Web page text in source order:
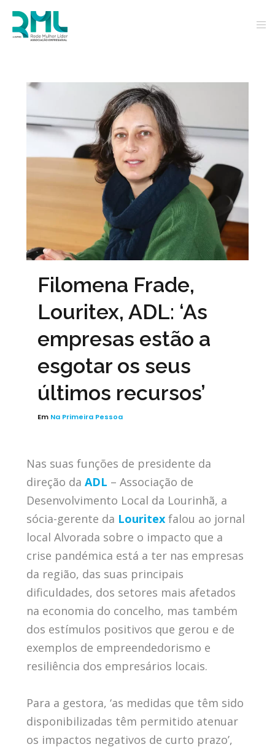
Filomena Frade,
Louritex, ADL: ‘As
empresas estão a
esgotar os seus
últimos recursos’
Em Na Primeira Pessoa
Nas suas funções de presidente da
direção da ADL – Associação de
Desenvolvimento Local da Lourinhã, a
sócia-gerente da Louritexfalou ao jornal
local Alvorada sobre o impacto que a
crise pandémica está a ter nas empresas
da região, das suas principais
dificuldades, dos setores mais afetados
na economia do concelho, mas também
dos estímulos positivos que gerou e de
exemplos de empreendedorismo e
resiliência dos empresários locais.
Para a gestora, ‘as medidas que têm sido
disponibilizadas têm permitido atenuar
os impactos negativos de curto prazo’,